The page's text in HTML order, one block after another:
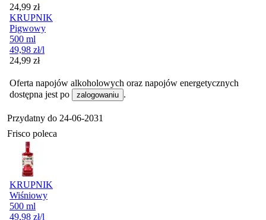
Cena
24,99 zł
KRUPNIK
Pigwowy
500 ml
49,98 zł/l
Cena
24,99 zł
Oferta napojów alkoholowych oraz napojów energetycznych
dostępna jest po
zalogowaniu .
Przydatny do 24-06-2031
Frisco poleca
KRUPNIK
Wiśniowy
500 ml
49,98 zł/l